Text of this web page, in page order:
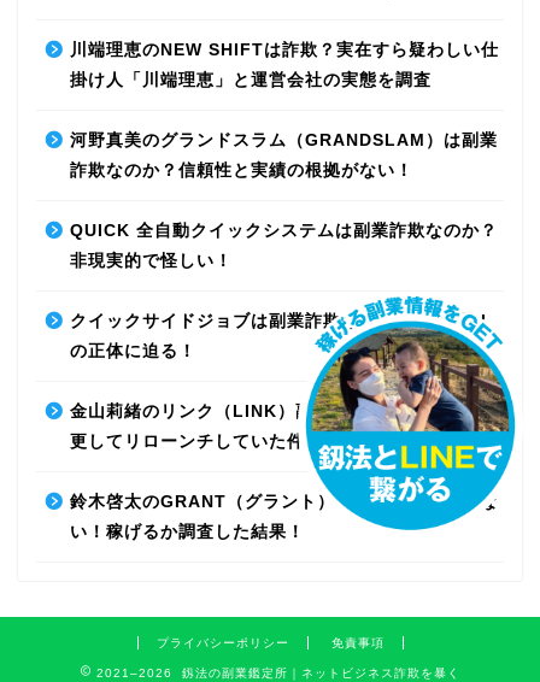
川端理恵のNEW SHIFTは詐欺？実在すら疑わしい仕
掛け人「川端理恵」と運営会社の実態を調査
河野真美のグランドスラム（GRANDSLAM）は副業
詐欺なのか？信頼性と実績の根拠がない！
QUICK 全自動クイックシステムは副業詐欺なのか？
非現実的で怪しい！
クイックサイドジョブは副業詐欺なのか？最先端AI
の正体に迫る！
金山莉緒のリンク（LINK）副業詐欺！運営会社を変
更してリローンチしていた件！【再編集】
鈴木啓太のGRANT（グラント）は副業詐欺で稼げな
い！稼げるか調査した結果！
プライバシーポリシー 免責事項
2021–2026 釼法の副業鑑定所｜ネットビジネス詐欺を暴く